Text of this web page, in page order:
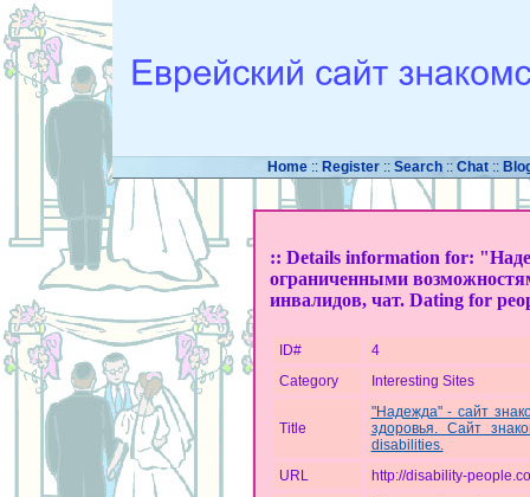
Home :: Register:: Search :: Chat ::
:: Details information for:
ограниченными
инвалидов, чат. Dating for
ID#
4
Category
Interesting Sites
Title
"Надежда" - сайт
здоровья. Сайт
disabilities.
URL
http://disability-